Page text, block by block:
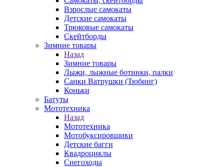
Взрослые самокаты
Детские самокаты
Трюковые самокаты
Скейтборды
Зимние товары
Назад
Зимние товары
Лыжи, лыжные ботинки, палки
Санки Ватрушки (Тюбинг)
Коньки
Батуты
Мототехника
Назад
Мототехника
Мотобуксировщики
Детские багги
Квадроциклы
Снегоходы